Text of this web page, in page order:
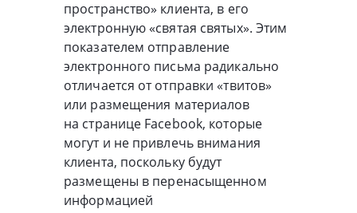
пространство» клиента, в его
электронную «святая святых». Этим
показателем отправление
электронного письма радикально
отличается от отправки «твитов»
или размещения материалов
на странице Facebook, которые
могут и не привлечь внимания
клиента, поскольку будут
размещены в перенасыщенном
информацией